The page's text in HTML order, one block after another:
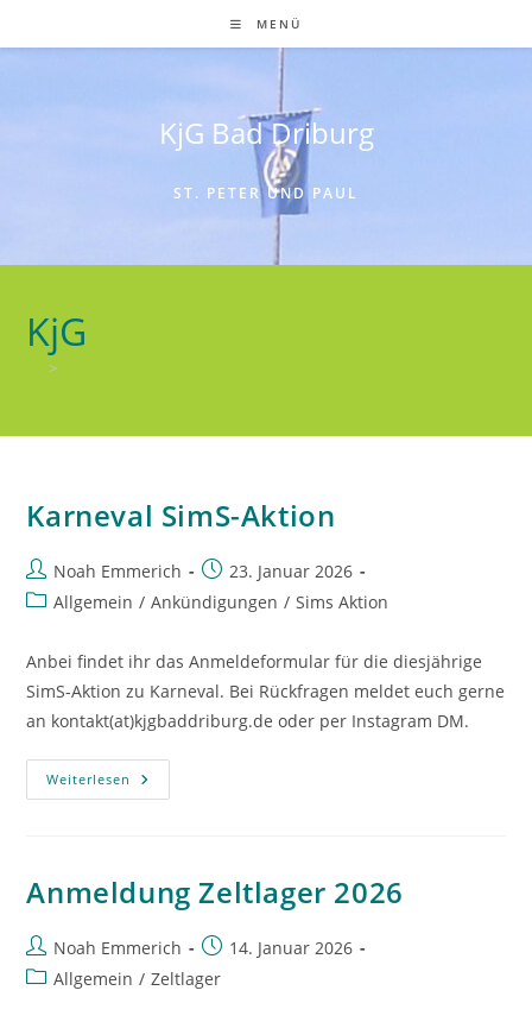
Inhalt
MENÜ
KjG Bad Driburg
ST. PETER UND PAUL
KjG
>
Karneval SimS-Aktion
Beitrags-
Autor:
Noah Emmerich
Beitrag
veröffentlicht:
23. Januar 2026
Beitrags-
Allgemein / Ankündigungen / Sims Aktion
Anbei findet ihr das Anmeldeformular für die diesjährige
SimS-Aktion zu Karneval. Bei Rückfragen meldet euch gerne
an kontakt(at)kjgbaddriburg.de oder per Instagram DM.
Weiterlesen Karneval
SimS-
Anmeldung Zeltlager 2026
Beitrags-
Autor:
Noah Emmerich
Beitrag
veröffentlicht:
14. Januar 2026
Beitrags-
Allgemein / Zeltlager